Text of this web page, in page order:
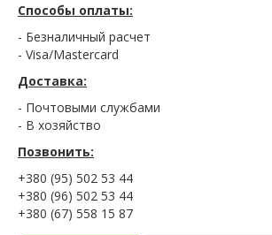
Способы оплаты:
- Безналичный расчет
- Visa/Mastercard
Доставка:
- Почтовыми службами
- В хозяйство
Позвонить:
+380 (95) 502 53 44
+380 (96) 502 53 44
+380 (67) 558 15 87